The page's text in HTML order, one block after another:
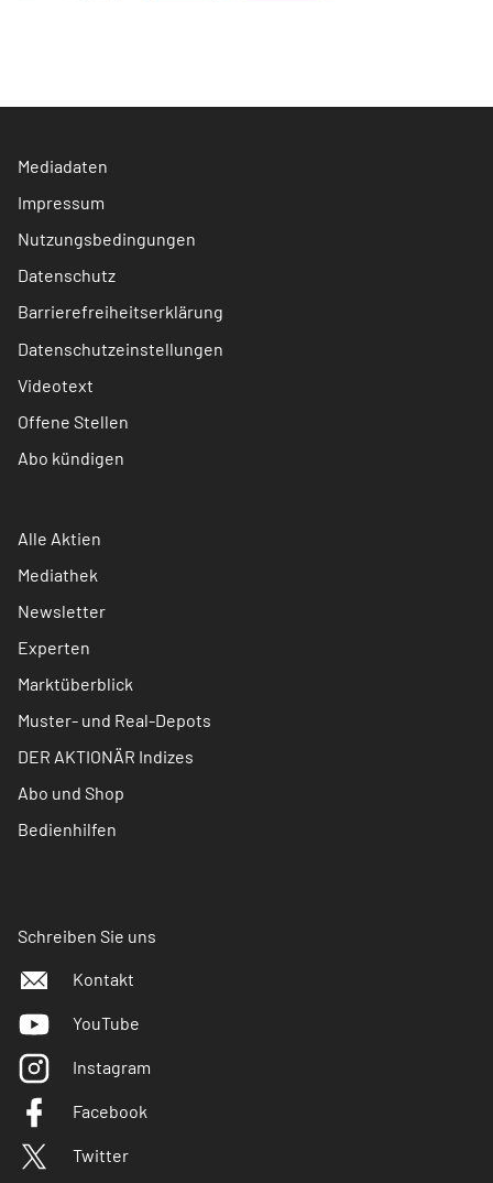
Mediadaten
Impressum
Nutzungsbedingungen
Datenschutz
Barrierefreiheitserklärung
Datenschutzeinstellungen
Videotext
Offene Stellen
Abo kündigen
Alle Aktien
Mediathek
Newsletter
Experten
Marktüberblick
Muster- und Real-Depots
DER AKTIONÄR Indizes
Abo und Shop
Bedienhilfen
Schreiben Sie uns
Kontakt
YouTube
Instagram
Facebook
Twitter